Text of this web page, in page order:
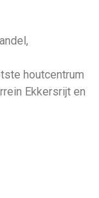
houtcentrum
Ekkersrijt en